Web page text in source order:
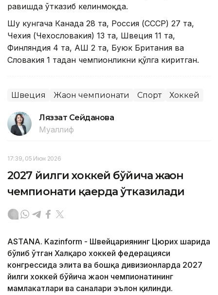
равишда ўтказиб келинмоқда.
Шу кунгача Канада 28 та, Россия (СССР) 27 та,
Чехия (Чехословакия) 13 та, Швеция 11 та,
Финляндия 4 та, АҚШ 2 та, Буюк Британия ва
Словакия 1 тадан чемпионликни қўлга киритган.
Швеция Жаҳон чемпионати Спорт Хоккей
Ляззат Сейданова
Муаллиф
17:39, 05 Июн 2026
2027 йилги хоккей бўйича жаҳон
чемпионати қаерда ўтказилади
ASTANA. Kazinform - Швейцариянинг Цюрих шаҳрида
бўлиб ўтган Халқаро хоккей федерацияси
конгрессида элита ва бошқа дивизионларда 2027
йилги хоккей бўйича жаҳон чемпионатининг
мамлакатлари ва саналари эълон қилинди.